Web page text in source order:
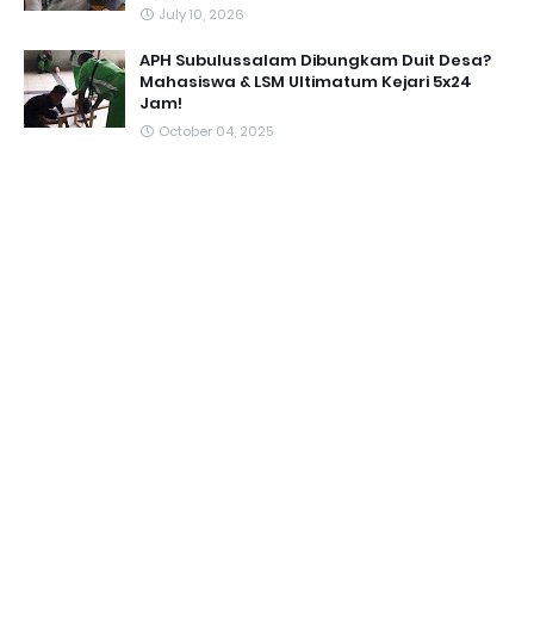
July 10, 2026
APH Subulussalam Dibungkam Duit Desa?
Mahasiswa & LSM Ultimatum Kejari 5x24
Jam!
October 04, 2025